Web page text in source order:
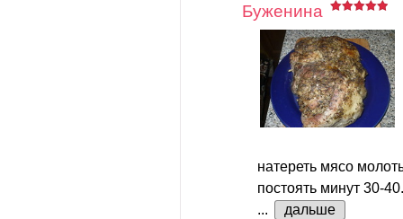
Буженина
натереть мясо
постоять минут 30-40.
...
дальше